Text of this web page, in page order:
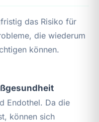
das Risiko für
die wiederum
können.
Endothel. Da die
können sich